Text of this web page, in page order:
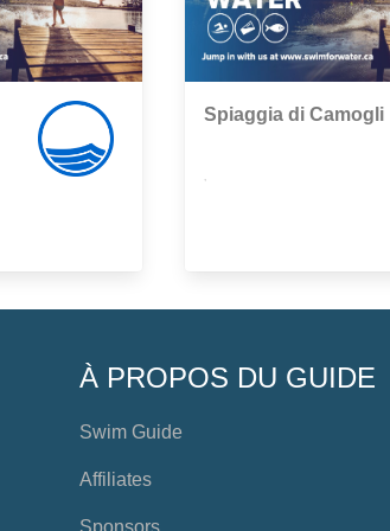
Spiaggia di Camogli
À PROPOS DU GUIDE
Swim Guide
Affiliates
Sponsors